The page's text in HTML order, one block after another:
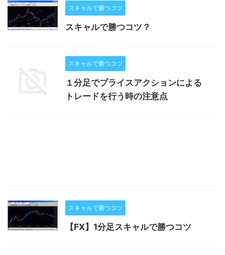
スキャルで勝つコツ
スキャルで勝つコツ？
スキャルで勝つコツ
１分足でプライスアクションによる
トレードを行う時の注意点
スキャルで勝つコツ
【FX】1分足スキャルで勝つコツ